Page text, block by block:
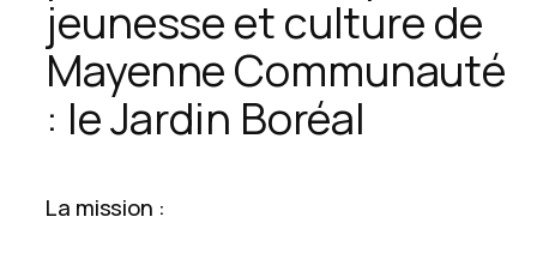
jeunesse et culture de
Mayenne Communauté
: le Jardin Boréal
La mission :